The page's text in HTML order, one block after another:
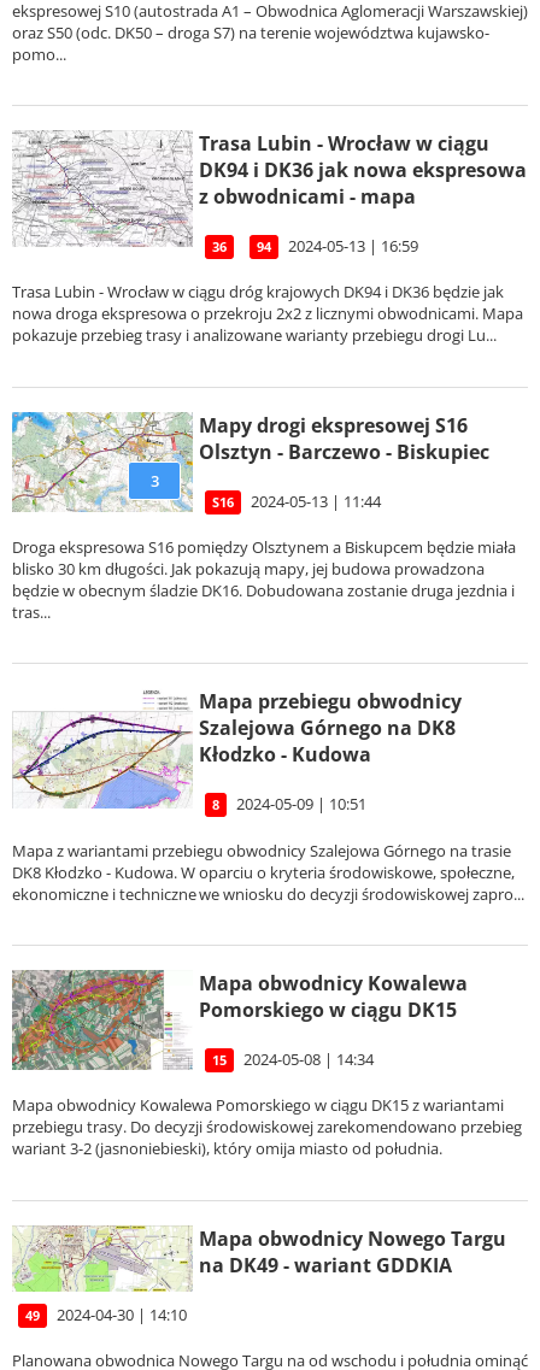
ekspresowej S10 (autostrada A1 – Obwodnica Aglomeracji Warszawskiej)
oraz S50 (odc. DK50 – droga S7) na terenie województwa kujawsko-
pomo...
Trasa Lubin - Wrocław w ciągu
DK94 i DK36 jak nowa ekspresowa
z obwodnicami - mapa
36 94 2024-05-13 | 16:59
Trasa Lubin - Wrocław w ciągu dróg krajowych DK94 i DK36 będzie jak
nowa droga ekspresowa o przekroju 2x2 z licznymi obwodnicami. Mapa
pokazuje przebieg trasy i analizowane warianty przebiegu drogi Lu...
3
Mapy drogi ekspresowej S16
Olsztyn - Barczewo - Biskupiec
S16 2024-05-13 | 11:44
Droga ekspresowa S16 pomiędzy Olsztynem a Biskupcem będzie miała
blisko 30 km długości. Jak pokazują mapy, jej budowa prowadzona
będzie w obecnym śladzie DK16. Dobudowana zostanie druga jezdnia i
tras...
Mapa przebiegu obwodnicy
Szalejowa Górnego na DK8
Kłodzko - Kudowa
8 2024-05-09 | 10:51
Mapa z wariantami przebiegu obwodnicy Szalejowa Górnego na trasie
DK8 Kłodzko - Kudowa. W oparciu o kryteria środowiskowe, społeczne,
ekonomiczne i techniczne we wniosku do decyzji środowiskowej zapro...
Mapa obwodnicy Kowalewa
Pomorskiego w ciągu DK15
15 2024-05-08 | 14:34
Mapa obwodnicy Kowalewa Pomorskiego w ciągu DK15 z wariantami
przebiegu trasy. Do decyzji środowiskowej zarekomendowano przebieg
wariant 3-2 (jasnoniebieski), który omija miasto od południa.
Mapa obwodnicy Nowego Targu
na DK49 - wariant GDDKIA
49 2024-04-30 | 14:10
Planowana obwodnica Nowego Targu na od wschodu i południa ominąć